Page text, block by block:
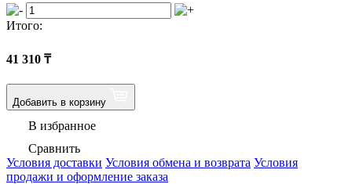
Итого:
41 310 ₸
Добавить в корзину
В избранное
Сравнить
Условия доставки Условия обмена и возврата Условия
продажи и оформление заказа